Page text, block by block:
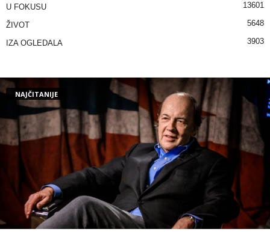
U FOKUSU 13601
ŽIVOT 5648
IZA OGLEDALA 3903
NAJČITANIJE